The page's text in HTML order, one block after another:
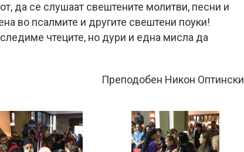
да се слушаат свештените молитви, песни и
во псалмите и другите свештени поуки!
чтеците, но дури и една мисла да
Преподобен Никон Оптински